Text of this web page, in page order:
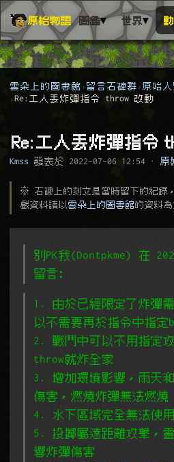
原始物語 圖鑑▾ 世界▾
雲朵上的圖書館 留言石碑群
原始
Re:工人丟炸彈指令 throw 改動
Re:工人丟炸彈指令
Kmss 發表於 2022-07-06 12:54 · 原
※ 石碑上的刻文是當時留下的紀錄
戲資料請以 雲朵上的圖書館的資料為
別PK我(Dontpkme) 在
留言﹕
1. 由於已經限定了炸彈
以不需要再於指令中指定
2. 戰鬥中可以不用指定
throw就炸全家
3. 增加環境影響，雨天
傷害，燃燒炸彈無法燃燒
4. 水下區域完全無法使
5. 投擲屬遠距離攻擊，
響炸彈傷害